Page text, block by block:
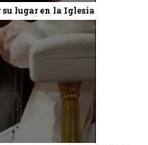
su lugar en la Iglesia